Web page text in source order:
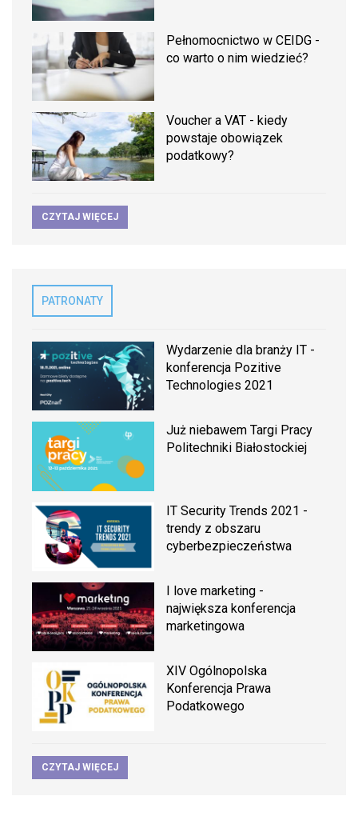
Pełnomocnictwo w CEIDG -
co warto o nim wiedzieć?
Voucher a VAT - kiedy
powstaje obowiązek
podatkowy?
CZYTAJ WIĘCEJ
PATRONATY
Wydarzenie dla branży IT -
konferencja Pozitive
Technologies 2021
Już niebawem Targi Pracy
Politechniki Białostockiej
IT Security Trends 2021 -
trendy z obszaru
cyberbezpieczeństwa
I love marketing -
największa konferencja
marketingowa
XIV Ogólnopolska
Konferencja Prawa
Podatkowego
CZYTAJ WIĘCEJ